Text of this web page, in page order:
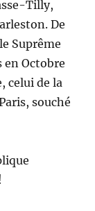
Tilly,
De
Suprême
en Octobre
celui de la
souché